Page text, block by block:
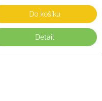
Do košíku
Detail